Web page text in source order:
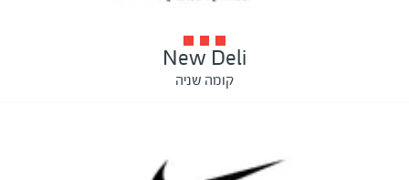
New Deli
קומה שניה